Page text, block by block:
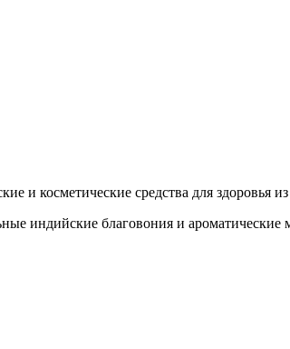
и косметические средства для здоровья
индийские благовония и ароматические